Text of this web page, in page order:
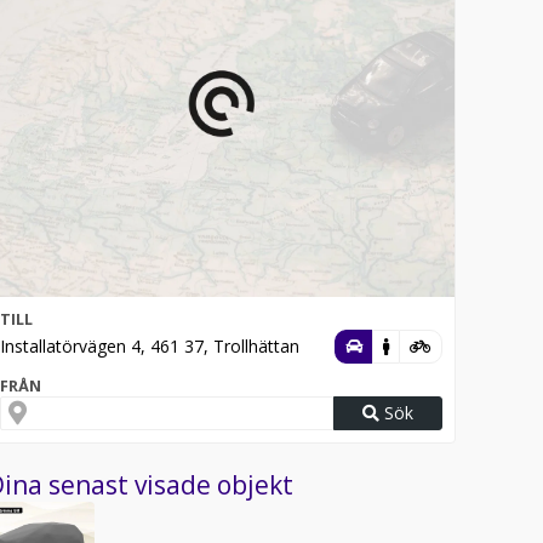
TILL
Installatörvägen 4, 461 37, Trollhättan
FRÅN
Sök
senast visade objekt